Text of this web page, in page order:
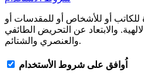
للكاتب أو للأشخاص أو للمقدسات أو
والابتعاد عن التحريض الطائفي
والعنصري والشتائم.
اُوافق على شروط الأستخدام